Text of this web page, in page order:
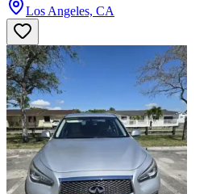
Los Angeles, CA